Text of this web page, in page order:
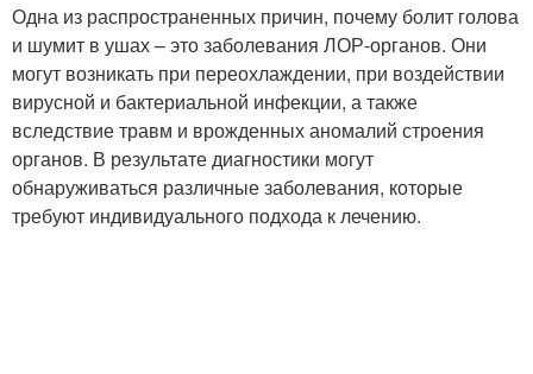
Одна из распространенных причин, почему болит голова
и шумит в ушах – это заболевания ЛОР-органов. Они
могут возникать при переохлаждении, при воздействии
вирусной и бактериальной инфекции, а также
вследствие травм и врожденных аномалий строения
органов. В результате диагностики могут
обнаруживаться различные заболевания, которые
требуют индивидуального подхода к лечению.